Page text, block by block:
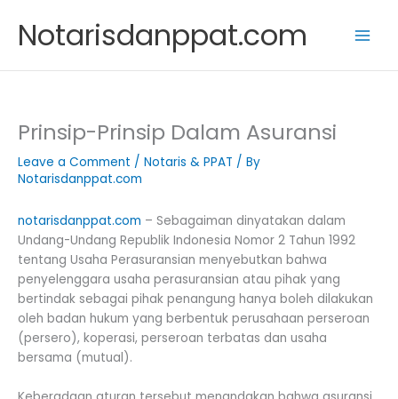
content
Notarisdanppat.com
Prinsip-Prinsip Dalam Asuransi
Leave a Comment / Notaris & PPAT / By
Notarisdanppat.com
notarisdanppat.com – Sebagaiman dinyatakan dalam
Undang-Undang Republik Indonesia Nomor 2 Tahun 1992
tentang Usaha Perasuransian menyebutkan bahwa
penyelenggara usaha perasuransian atau pihak yang
bertindak sebagai pihak penangung hanya boleh dilakukan
oleh badan hukum yang berbentuk perusahaan perseroan
(persero), koperasi, perseroan terbatas dan usaha
bersama (mutual).